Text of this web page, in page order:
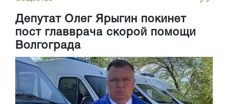
Депутат Олег Ярыгин покинет
пост главврача скорой помощи
Волгограда